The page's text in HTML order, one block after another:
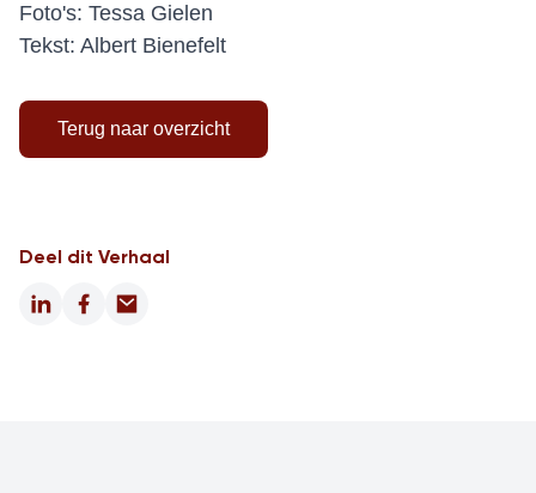
Foto's: Tessa Gielen
Tekst: Albert Bienefelt
Terug naar overzicht
Deel dit Verhaal
LinkedInFacebook
Email